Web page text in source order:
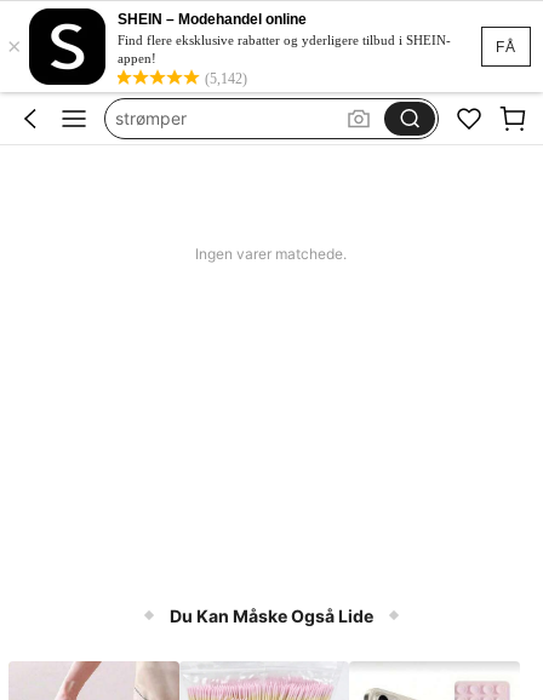
FÅ
×
SHEIN – Modehandel online
Find flere eksklusive rabatter og yderligere tilbud i SHEIN-
appen!
(5,142)
socks
socks woman
strømper
Ingen varer matchede.
Du Kan Måske Også Lide